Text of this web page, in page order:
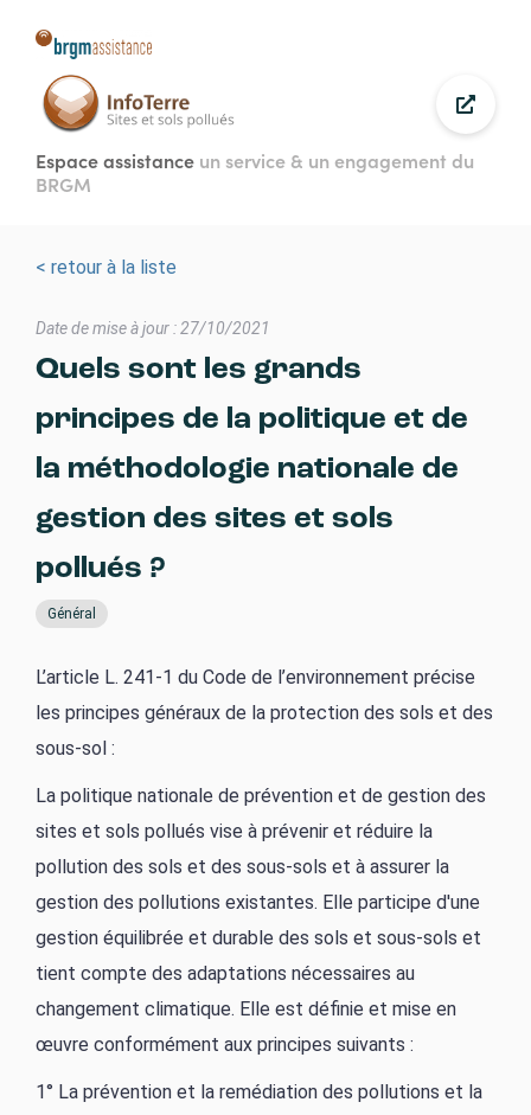
principal
Espace assistance un service & un engagement du
BRGM
< retour à la liste
Date de mise à jour : 27/10/2021
Quels sont les grands
principes de la politique et de
la méthodologie nationale de
gestion des sites et sols
pollués ?
Général
L’article L. 241-1 du Code de l’environnement précise
les principes généraux de la protection des sols et des
sous-sol :
La politique nationale de prévention et de gestion des
sites et sols pollués vise à prévenir et réduire la
pollution des sols et des sous-sols et à assurer la
gestion des pollutions existantes. Elle participe d'une
gestion équilibrée et durable des sols et sous-sols et
tient compte des adaptations nécessaires au
changement climatique. Elle est définie et mise en
œuvre conformément aux principes suivants :
1° La prévention et la remédiation des pollutions et la